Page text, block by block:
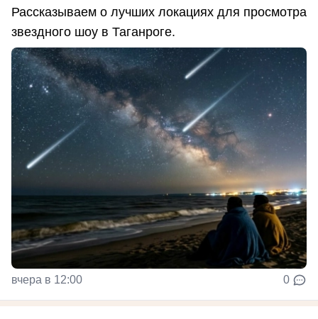
Рассказываем о лучших локациях для просмотра
звездного шоу в Таганроге.
вчера в 12:00 0